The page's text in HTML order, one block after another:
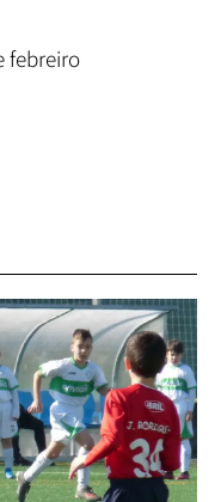
febreiro